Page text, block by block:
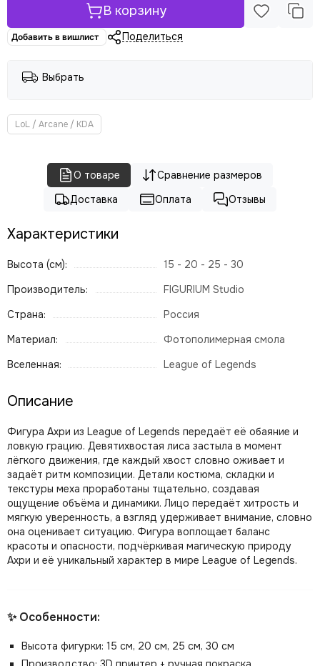
В корзину
Добавить в вишлист Поделиться
Выбрать
LoL / Arcane / KDA
О товаре
Сравнение размеров
Доставка
Оплата Отзывы
Характеристики
Высота (см):
15 - 20 - 25 - 30
Производитель:
FIGURIUM Studio
Страна:
Россия
Материал:
Фотополимерная смола
Вселенная:
League of Legends
Описание
Фигура Ахри из League of Legends передаёт её обаяние и
ловкую грацию. Девятихвостая лиса застыла в момент
лёгкого движения, где каждый хвост словно оживает и
задаёт ритм композиции. Детали костюма, складки и
текстуры меха проработаны тщательно, создавая
ощущение объёма и динамики. Лицо передаёт хитрость и
мягкую уверенность, а взгляд удерживает внимание, словно
она оценивает ситуацию. Фигура воплощает баланс
красоты и опасности, подчёркивая магическую природу
Ахри и её уникальный характер в мире League of Legends.
✨ Особенности:
Высота фигурки: 15 см, 20 см, 25 см, 30 см